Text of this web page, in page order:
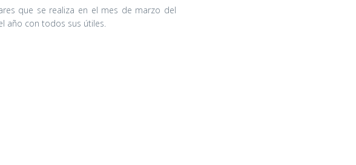
que se realiza en el mes de marzo del
año con todos sus útiles.